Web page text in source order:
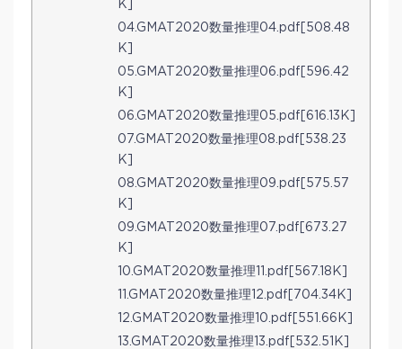
K]
04.GMAT2020数量推理04.pdf[508.48
K]
05.GMAT2020数量推理06.pdf[596.42
K]
06.GMAT2020数量推理05.pdf[616.13K]
07.GMAT2020数量推理08.pdf[538.23
K]
08.GMAT2020数量推理09.pdf[575.57
K]
09.GMAT2020数量推理07.pdf[673.27
K]
10.GMAT2020数量推理11.pdf[567.18K]
11.GMAT2020数量推理12.pdf[704.34K]
12.GMAT2020数量推理10.pdf[551.66K]
13.GMAT2020数量推理13.pdf[532.51K]